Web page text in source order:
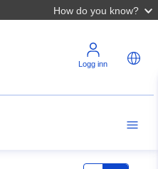
How do you know?
Logg inn